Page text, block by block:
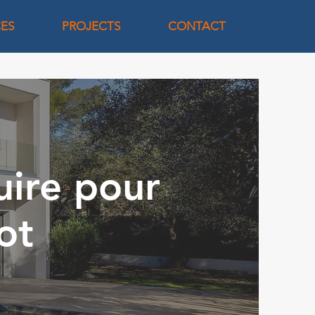
PROJECTS CONTACT
pour